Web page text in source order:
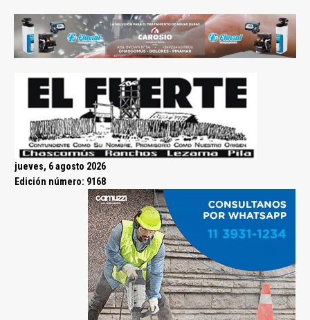
jueves, 6 agosto 2026
Edición número: 9168